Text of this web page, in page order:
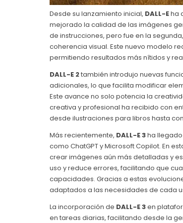
Desde su lanzamiento inicial, DALL-Eha
mejorado la calidad de las imágenes
de instrucciones, pero fue en la
coherencia visual. Este nuevo modelo
permitiendo resultados más nítidos y
DALL-E 2también introdujo nuevas
adicionales, lo que facilita modificar
Este avance no solo potencia la
creativa y profesional ha recibido con
desde ilustraciones para libros hasta
Más recientemente, DALL-E 3ha llegado
como ChatGPT y Microsoft Copilot. En
crear imágenes aún más detalladas y
uso y reduce errores, facilitando que
capacidades. Gracias a estas
adaptados a las necesidades de cada
La incorporación de DALL-E 3en
en tareas diarias, facilitando desde la